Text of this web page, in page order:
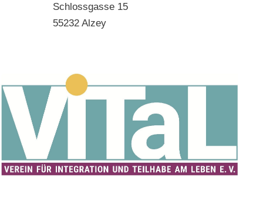
Schlossgasse 15
55232 Alzey